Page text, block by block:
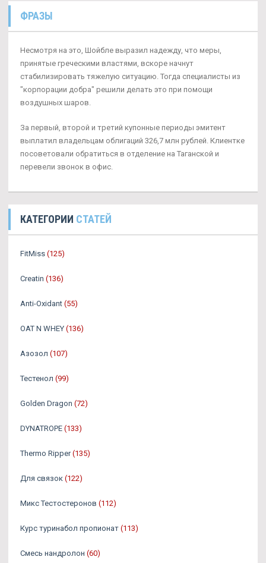
ФРАЗЫ
Несмотря на это, Шойбле выразил надежду, что меры,
принятые греческими властями, вскоре начнут
стабилизировать тяжелую ситуацию. Тогда специалисты из
"корпорации добра" решили делать это при помощи
воздушных шаров.
За первый, второй и третий купонные периоды эмитент
выплатил владельцам облигаций 326,7 млн рублей. Клиентке
посоветовали обратиться в отделение на Таганской и
перевели звонок в офис.
КАТЕГОРИИ СТАТЕЙ
FitMiss (125)
Creatin (136)
Anti-Oxidant (55)
OAT N WHEY (136)
Азозол (107)
Тестенол (99)
Golden Dragon (72)
DYNATROPE (133)
Thermo Ripper (135)
Для связок (122)
Микс Тестостеронов (112)
Курс туринабол пропионат (113)
Смесь нандролон (60)